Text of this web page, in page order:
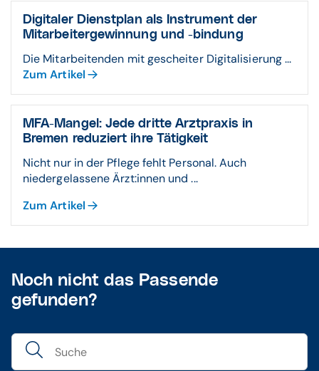
Digitaler Dienst­plan als Instru­ment der
Mitarbeiter­gewin­nung und -bindung
Die Mitarbeitenden mit gescheiter Digitalisierung ...
Zum Artikel
MFA-Mangel: Jede dritte Arztpraxis in
Bremen reduziert ihre Tätigkeit
Nicht nur in der Pflege fehlt Personal. Auch
niedergelassene Ärzt:innen und ...
Zum Artikel
Noch nicht das Passende
gefunden?